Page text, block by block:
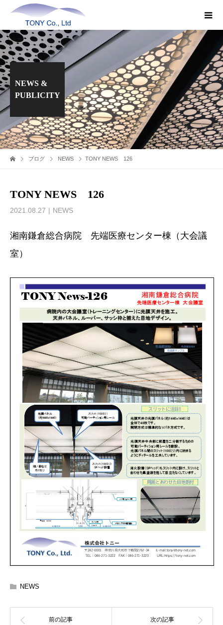
NEWS &
PUBLICITY
ブログ NEWS TONY NEWS 126
TONY NEWS 126
2021.08.27 NEWS
湘南鎌倉総合病院 先端医療センター棟（大会議
室）
NEWS